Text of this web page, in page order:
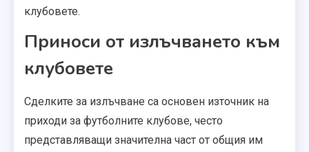
клубовете.
Приноси от излъчването към
клубовете
Сделките за излъчване са основен източник на
приходи за футболните клубове, често
представляващи значителна част от общия им